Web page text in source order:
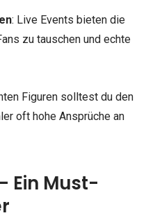
: Live Events bieten die
zu tauschen und echte
Figuren solltest du den
oft hohe Ansprüche an
Ein Must-